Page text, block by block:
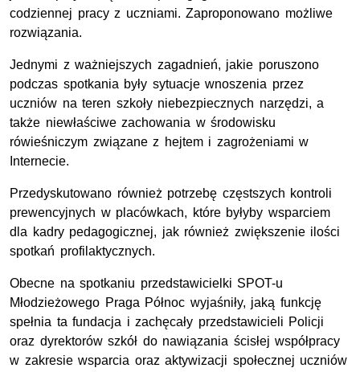
codziennej pracy z uczniami. Zaproponowano możliwe
rozwiązania.
Jednymi z ważniejszych zagadnień, jakie poruszono
podczas spotkania były sytuacje wnoszenia przez
uczniów na teren szkoły niebezpiecznych narzędzi, a
także niewłaściwe zachowania w środowisku
rówieśniczym związane z hejtem i zagrożeniami w
Internecie.
Przedyskutowano również potrzebę częstszych kontroli
prewencyjnych w placówkach, które byłyby wsparciem
dla kadry pedagogicznej, jak również zwiększenie ilości
spotkań profilaktycznych.
Obecne na spotkaniu przedstawicielki SPOT-u
Młodzieżowego Praga Północ wyjaśniły, jaką funkcję
spełnia ta fundacja i zachęcały przedstawicieli Policji
oraz dyrektorów szkół do nawiązania ścisłej współpracy
w zakresie wsparcia oraz aktywizacji społecznej uczniów